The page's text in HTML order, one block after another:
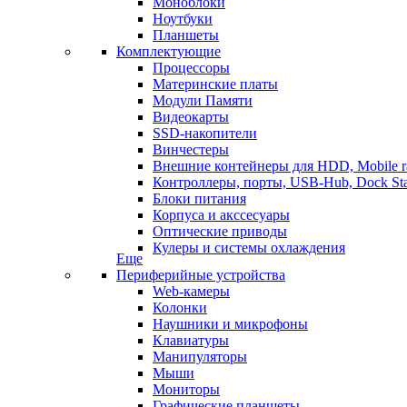
Ноутбуки
Планшеты
Комплектующие
Процессоры
Материнские платы
Модули Памяти
Видеокарты
SSD-накопители
Винчестеры
Внешние контейнеры для HDD, Mobile
Контроллеры, порты, USB-Hub, Dock
Блоки питания
Корпуса и акссесуары
Оптические приводы
Кулеры и системы охлаждения
Еще
Периферийные устройства
Web-камеры
Колонки
Наушники и микрофоны
Клавиатуры
Манипуляторы
Мыши
Мониторы